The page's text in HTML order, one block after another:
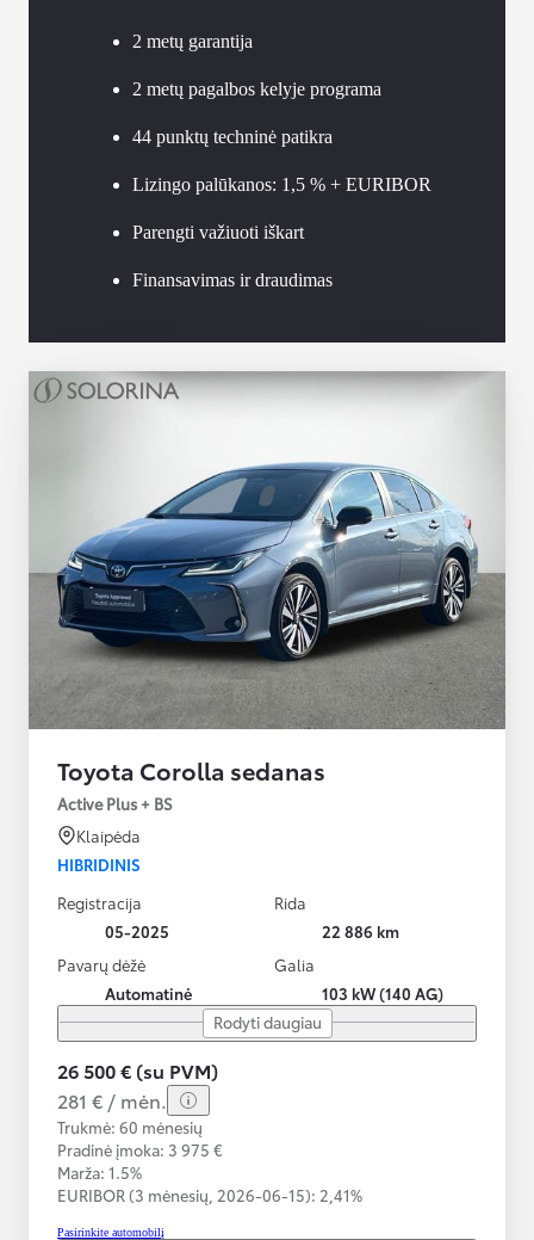
2 metų garantija
2 metų pagalbos kelyje programa
44 punktų techninė patikra
Lizingo palūkanos: 1,5 % + EURIBOR
Parengti važiuoti iškart
Finansavimas ir draudimas
Toyota Corolla sedanas
Active Plus + BS
Klaipėda
HIBRIDINIS
Registracija
05-2025
Rida
22 886 km
Pavarų dėžė
Automatinė
Galia
103 kW (140 AG)
Rodyti daugiau
26 500 € (su PVM)
281 € / mėn.
Trukmė: 60 mėnesių
Pradinė įmoka: 3 975 €
Marža: 1.5%
EURIBOR (3 mėnesių, 2026-06-15): 2,41%
Pasirinkite automobilį